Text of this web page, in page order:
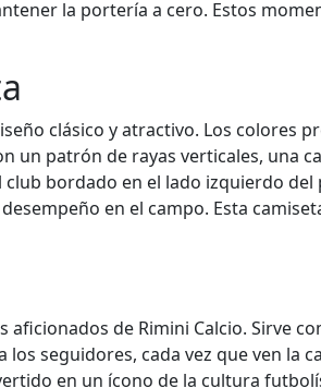
la portería a cero. Estos
clásico y atractivo. Los colores
un patrón de rayas verticales, una
bordado en el lado izquierdo del
en el campo. Esta
de Rimini Calcio. Sirve
seguidores, cada vez que ven la
en un ícono de la cultura